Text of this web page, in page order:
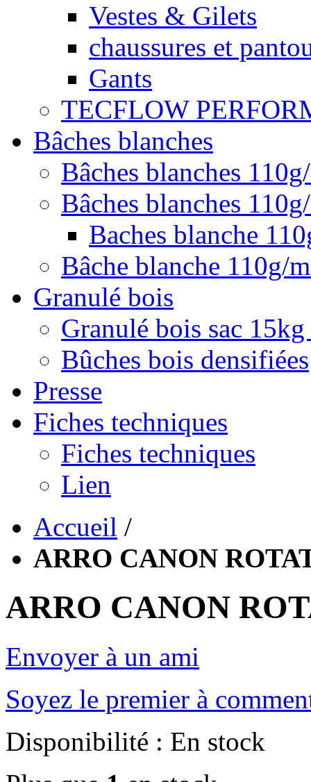
Vestes & Gilets
chaussures et
Gants
TECFLOW
Bâches blanches
Bâches blanches
Bâches blanches
Baches blanche
Bâche blanche 110g/
Granulé bois
Granulé bois sac
Bûches bois densifiées
Presse
Fiches techniques
Fiches techniques
Lien
Accueil /
ARRO CANON
ARRO CANON
Envoyer à un ami
Soyez le premier à
Disponibilité : En stock